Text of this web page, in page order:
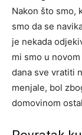
Nakon što smo,
smo da se
je nekada
mi smo u
dana sve vratiti
menjale, bol
domovinom